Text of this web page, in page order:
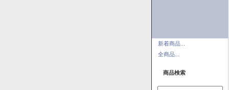
新着商品...
全商品...
商品検索